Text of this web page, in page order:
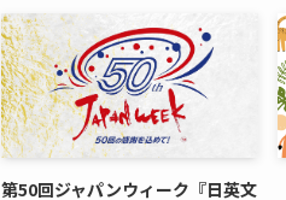
第50回ジャパンウィーク『日英文